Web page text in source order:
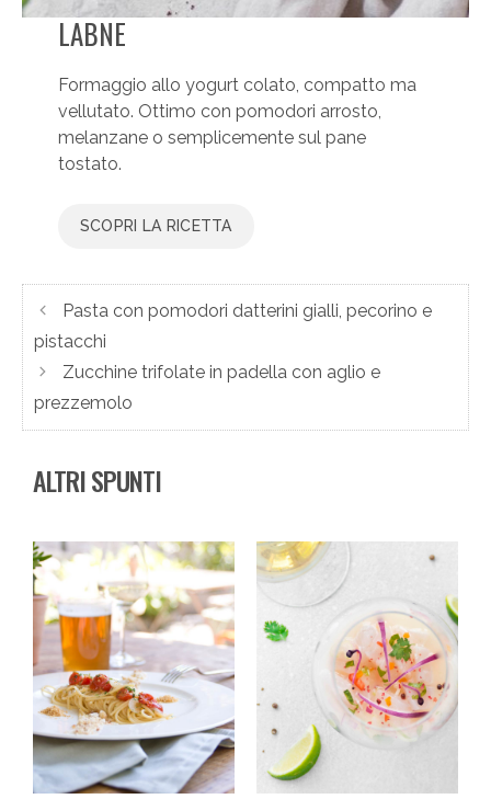
LABNE
Formaggio allo yogurt colato, compatto ma
vellutato. Ottimo con pomodori arrosto,
melanzane o semplicemente sul pane
tostato.
SCOPRI LA RICETTA
Pasta con pomodori datterini gialli, pecorino e
pistacchi
Zucchine trifolate in padella con aglio e
prezzemolo
ALTRI SPUNTI